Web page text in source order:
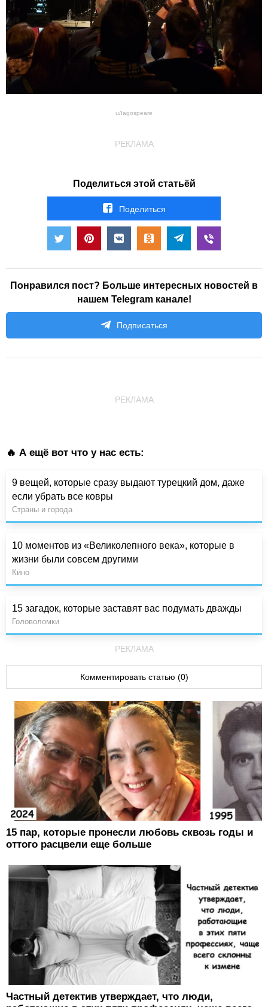
u/Iagospeare
РЕКЛАМА
Поделиться этой статьёй
Поделиться
Понравился пост? Больше интересных новостей в
нашем Telegram канале!
Подписаться
РЕКЛАМА
🔥 А ещё вот что у нас есть:
9 вещей, которые сразу выдают турецкий дом, даже
если убрать все ковры
Страны и города
10 моментов из «Великолепного века», которые в
жизни были совсем другими
Кино
15 загадок, которые заставят вас подумать дважды
Головоломки
РЕКЛАМА
Комментировать статью (0)
15 пар, которые пронесли любовь сквозь годы и
оттого расцвели еще больше
Частный детектив утверждает, что люди,